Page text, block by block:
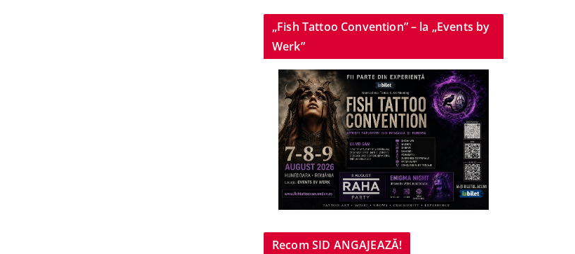
„Fish Tattoo Convention” – la „Events by
Werk”
Recom SID ANGAJEAZĂ!